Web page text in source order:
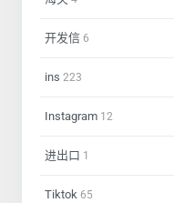
开发信 6
ins 223
Instagram 12
进出口 1
Tiktok 65